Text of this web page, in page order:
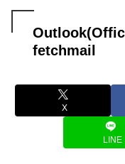
fetchmail
X
LINE